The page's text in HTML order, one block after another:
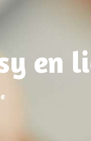
en